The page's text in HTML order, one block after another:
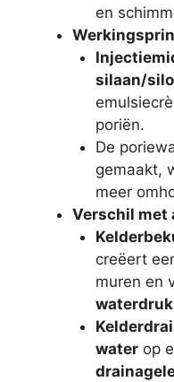
en
silaan/
poriën.
De
gemaakt,
meer
Verschil met
creëert
muren en
waterdruk
waterop